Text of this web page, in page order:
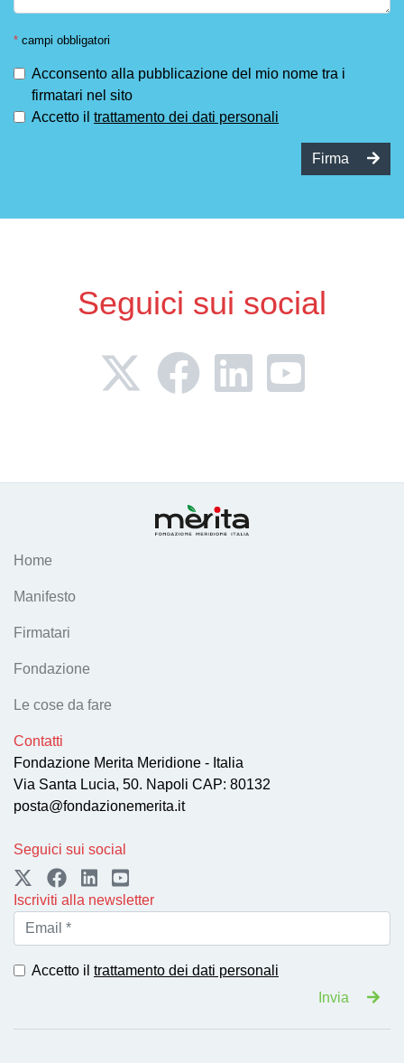
* campi obbligatori
Acconsento alla pubblicazione del mio nome tra i
firmatari nel sito
Accetto il trattamento dei dati personali
Firma
Seguici sui social
Home
Manifesto
Firmatari
Fondazione
Le cose da fare
Contatti
Fondazione Merita Meridione - Italia
Via Santa Lucia, 50. Napoli CAP: 80132
posta@fondazionemerita.it
Seguici sui social
Iscriviti alla newsletter
Accetto il trattamento dei dati personali
Invia